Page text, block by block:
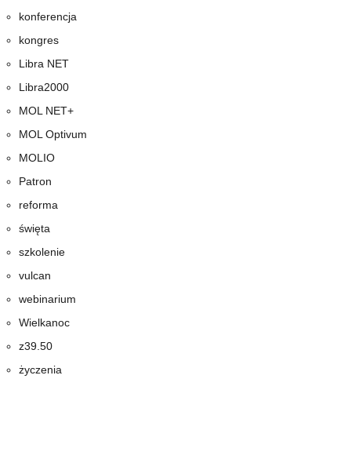
konferencja
kongres
Libra NET
Libra2000
MOL NET+
MOL Optivum
MOLIO
Patron
reforma
święta
szkolenie
vulcan
webinarium
Wielkanoc
z39.50
życzenia